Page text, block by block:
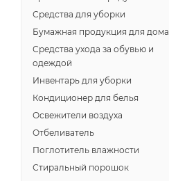
Средства для уборки
Бумажная продукция для дома
Средства ухода за обувью и
одеждой
Инвентарь для уборки
Кондиционер для белья
Освежители воздуха
Отбеливатель
Поглотитель влажности
Стиральный порошок